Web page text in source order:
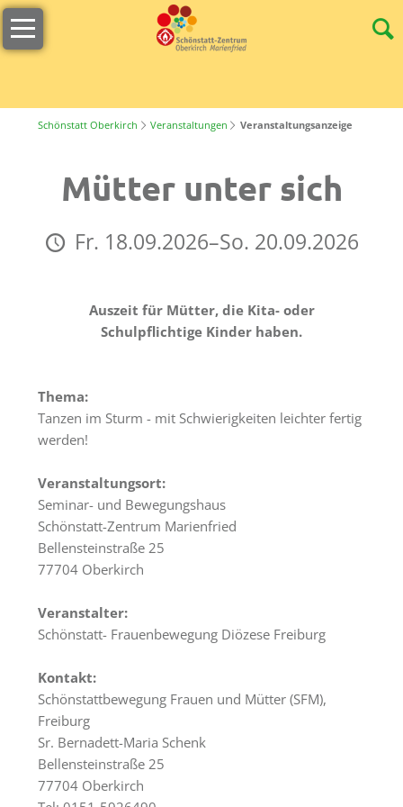
Navigation
überspringen
Willkommen
s
´Lädele
Terrasse
Unser
Nachhaltigkeit
Gästezimmer
Verpflegung
Tagungspauschalen
&
Lage
Anfrage
Kapellen
Gastronomie
Schönstatt Oberkirch Veranstaltungen Veranstaltungsanzeige
Mütter unter sich
Fr. 18.09.2026–So. 20.09.2026
Auszeit für Mütter, die Kita- oder
Schulpflichtige Kinder haben.
Thema:
Tanzen im Sturm - mit Schwierigkeiten leichter fertig
werden!
Veranstaltungsort:
Seminar- und Bewegungshaus
Schönstatt-Zentrum Marienfried
Bellensteinstraße 25
77704 Oberkirch
Veranstalter:
Schönstatt- Frauenbewegung Diözese Freiburg
Kontakt:
Schönstattbewegung Frauen und Mütter (SFM),
Freiburg
Sr. Bernadett-Maria Schenk
Bellensteinstraße 25
77704 Oberkirch